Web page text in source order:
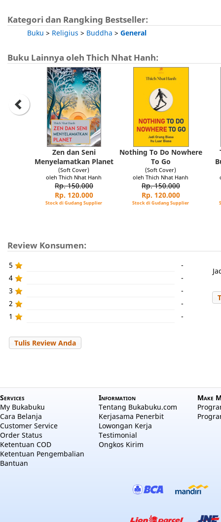
Kategori dan Rangking Bestseller:
Buku > Religius > Buddha > General
Buku Lainnya oleh Thich Nhat Hanh:
Zen dan Seni
Menyelamatkan Planet
(Soft Cover)
oleh Thich Nhat Hanh
Rp. 150.000
Rp. 120.000
Stock di Gudang Supplier
Nothing To Do Nowhere
To Go
(Soft Cover)
oleh Thich Nhat Hanh
Rp. 150.000
Rp. 120.000
Stock di Gudang Supplier
Review Konsumen:
5
-
4
-
3
-
2
-
1
-
Tulis Review Anda
Services
My Bukabuku
Cara Belanja
Customer Service
Order Status
Ketentuan COD
Ketentuan Pengembalian
Bantuan
Information
Tentang Bukabuku.com
Kerjasama Penerbit
Lowongan Kerja
Testimonial
Ongkos Kirim
Make